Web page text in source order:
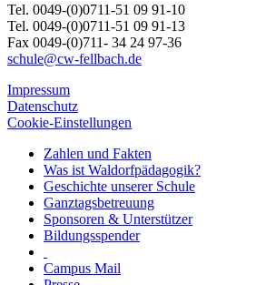
Tel. 0049-(0)0711-51 09 91-10
Tel. 0049-(0)0711-51 09 91-13
Fax 0049-(0)711- 34 24 97-36
schule@cw-fellbach.de
Impressum
Datenschutz
Cookie-Einstellungen
Zahlen und Fakten
Was ist Waldorfpädagogik?
Geschichte unserer Schule
Ganztagsbetreuung
Sponsoren & Unterstützer
Bildungsspender
Campus Mail